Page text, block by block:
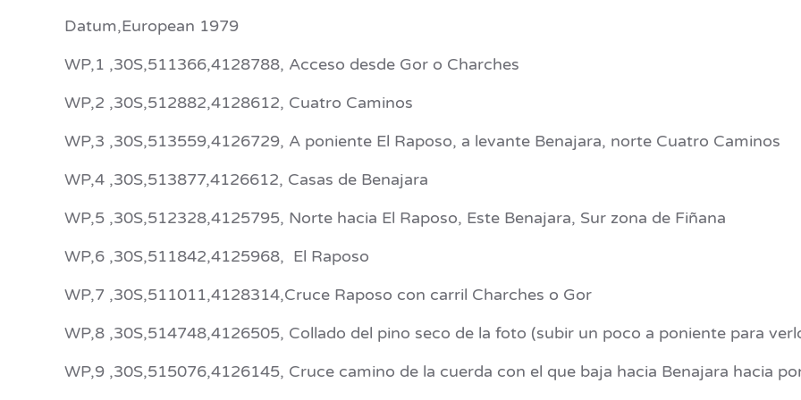
Datum,European 1979
WP,1 ,30S,511366,4128788, Acceso desde Gor o Charches
WP,2 ,30S,512882,4128612, Cuatro Caminos
WP,3 ,30S,513559,4126729, A poniente El Raposo, a levante Benajara, norte Cuatro Caminos
WP,4 ,30S,513877,4126612, Casas de Benajara
WP,5 ,30S,512328,4125795, Norte hacia El Raposo, Este Benajara, Sur zona de Fiñana
WP,6 ,30S,511842,4125968, El Raposo
WP,7 ,30S,511011,4128314,Cruce Raposo con carril Charches o Gor
WP,8 ,30S,514748,4126505, Collado del pino seco de la foto (subir un poco a poniente para
WP,9 ,30S,515076,4126145, Cruce camino de la cuerda con el que baja hacia Benajara hacia